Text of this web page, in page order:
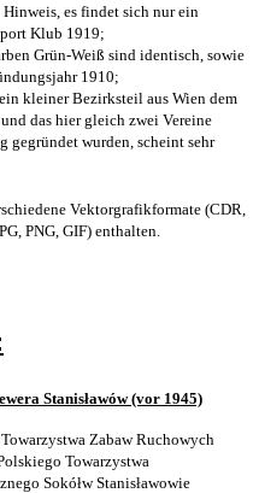
es findet sich nur ein
Klub 1919;
Grün-Weiß sind identisch, sowie
1910;
kleiner Bezirksteil aus Wien dem
das hier gleich zwei Vereine
gegründet wurden, scheint sehr
Vektorgrafikformate (CDR,
PNG, GIF) enthalten.
Stanisławów (vor 1945)
Zabaw Ruchowych
Towarzystwa
Sokółw Stanisławowie